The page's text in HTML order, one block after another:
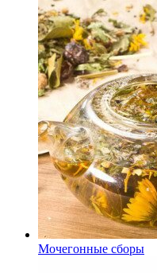
Мочегонные сборы